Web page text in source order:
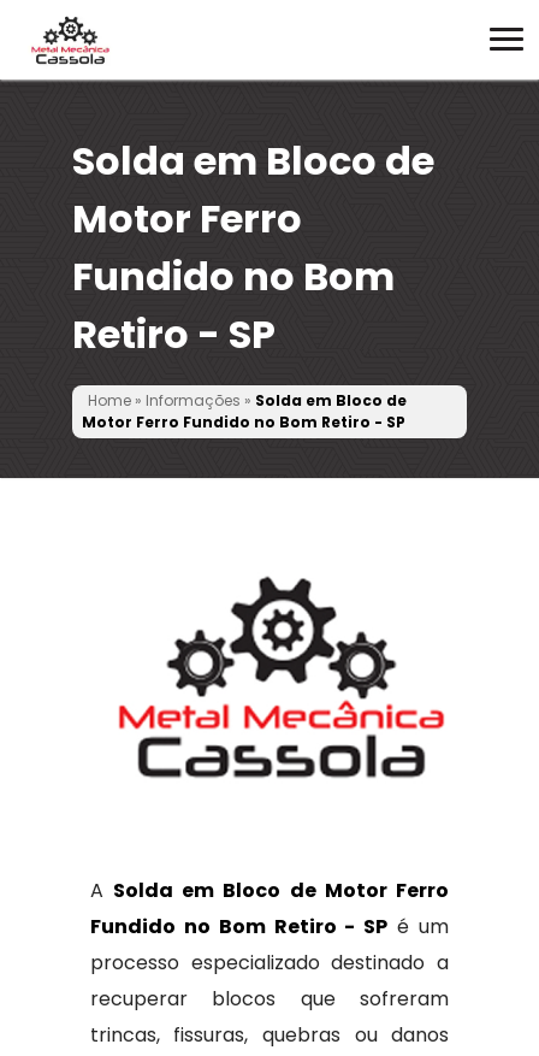
Solda em Bloco de
Motor Ferro
Fundido no Bom
Retiro - SP
Home» Informações » Solda em Bloco de
Motor Ferro Fundido no Bom Retiro - SP
A Solda em Bloco de Motor Ferro
Fundido no Bom Retiro - SP é um
processo especializado destinado a
recuperar blocos que sofreram
trincas, fissuras, quebras ou danos